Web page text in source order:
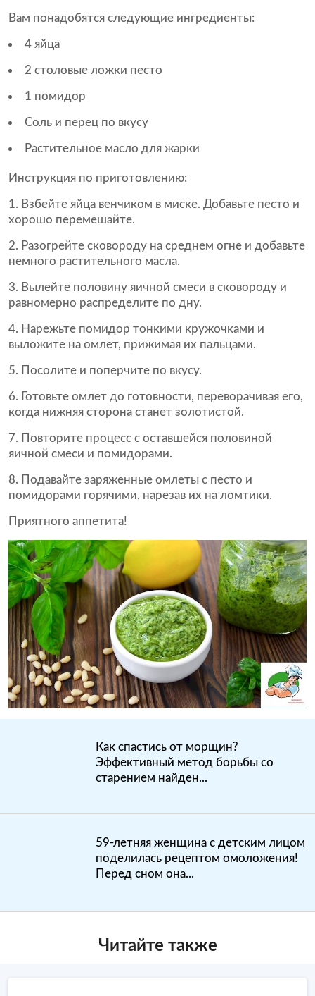
Вам понадобятся следующие ингредиенты:
4 яйца
2 столовые ложки песто
1 помидор
Соль и перец по вкусу
Растительное масло для жарки
Инструкция по приготовлению:
Взбейте яйца венчиком в миске. Добавьте песто и
хорошо перемешайте.
Разогрейте сковороду на среднем огне и добавьте
немного растительного масла.
Вылейте половину яичной смеси в сковороду и
равномерно распределите по дну.
Нарежьте помидор тонкими кружочками и
выложите на омлет, прижимая их пальцами.
Посолите и поперчите по вкусу.
Готовьте омлет до готовности, переворачивая его,
когда нижняя сторона станет золотистой.
Повторите процесс с оставшейся половиной
яичной смеси и помидорами.
Подавайте заряженные омлеты с песто и
помидорами горячими, нарезав их на ломтики.
Приятного аппетита!
Как спастись от морщин?
Эффективный метод борьбы со
старением найден...
59-летняя женщина с детским лицом
поделилась рецептом омоложения!
Перед сном она...
Читайте также